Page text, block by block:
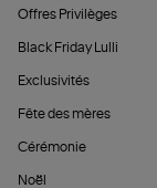
Offres Privilèges
Black Friday Lulli
Exclusivités
Fête des mères
Cérémonie
Noël